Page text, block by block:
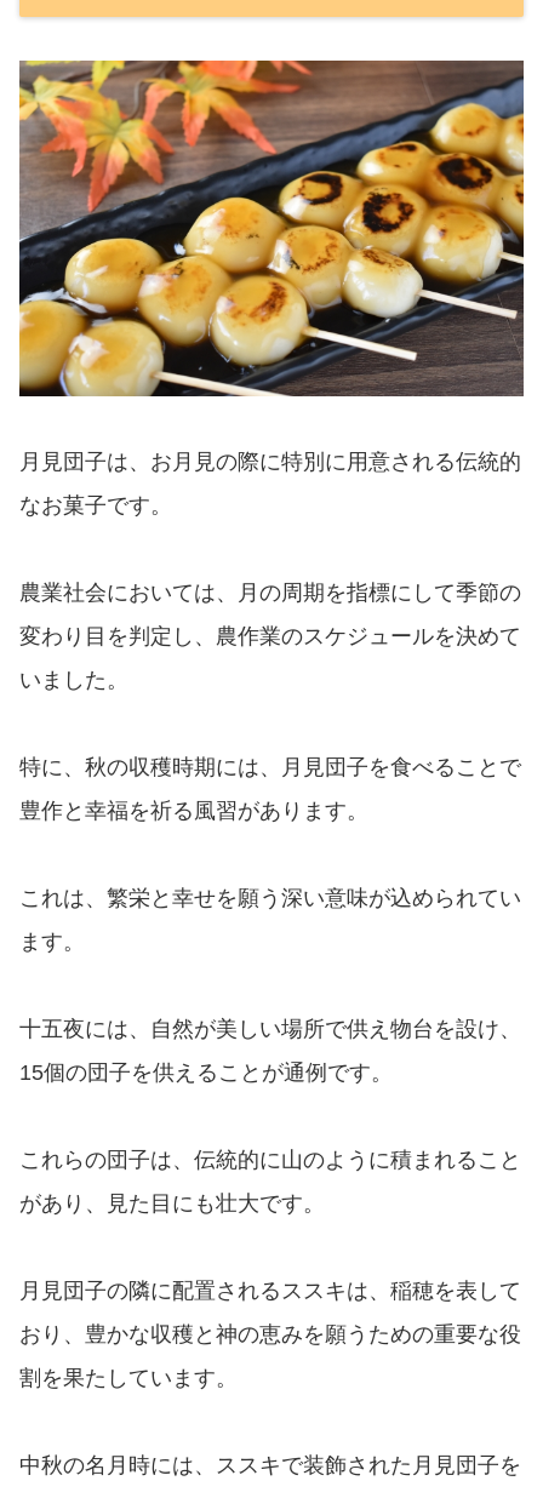
月見団子は、お月見の際に特別に用意される伝統的
なお菓子です。
農業社会においては、月の周期を指標にして季節の
変わり目を判定し、農作業のスケジュールを決めて
いました。
特に、秋の収穫時期には、月見団子を食べることで
豊作と幸福を祈る風習があります。
これは、繁栄と幸せを願う深い意味が込められてい
ます。
十五夜には、自然が美しい場所で供え物台を設け、
15個の団子を供えることが通例です。
これらの団子は、伝統的に山のように積まれること
があり、見た目にも壮大です。
月見団子の隣に配置されるススキは、稲穂を表して
おり、豊かな収穫と神の恵みを願うための重要な役
割を果たしています。
中秋の名月時には、ススキで装飾された月見団子を